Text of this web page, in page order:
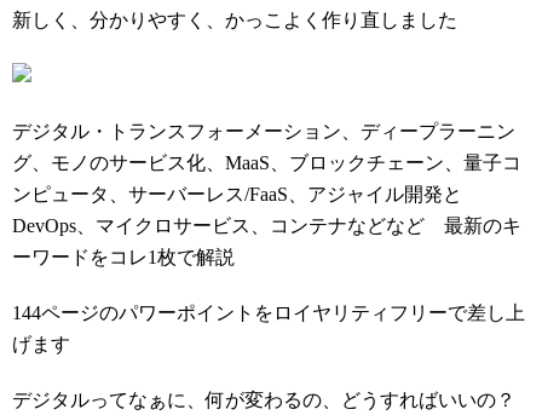
新しく、分かりやすく、かっこよく作り直しました
デジタル・トランスフォーメーション、ディープラーニン
グ、モノのサービス化、MaaS、ブロックチェーン、量子コ
ンピュータ、サーバーレス/FaaS、アジャイル開発と
DevOps、マイクロサービス、コンテナなどなど 最新のキ
ーワードをコレ1枚で解説
144ページのパワーポイントをロイヤリティフリーで差し上
げます
デジタルってなぁに、何が変わるの、どうすればいいの？